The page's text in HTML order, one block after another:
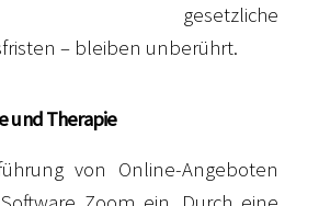
gesetzliche
– bleiben unberührt.
und Therapie
von Online-Angeboten